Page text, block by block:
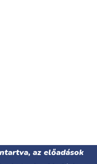
az előadások